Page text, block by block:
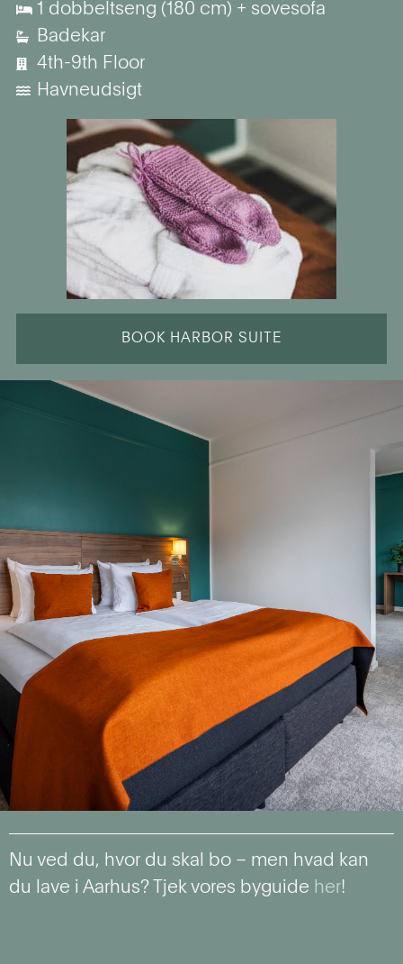
1 dobbeltseng (180 cm) + sovesofa
Badekar
4th-9th Floor
Havneudsigt
BOOK HARBOR SUITE
Nu ved du, hvor du skal bo – men hvad kan
du lave i Aarhus? Tjek vores byguide her!